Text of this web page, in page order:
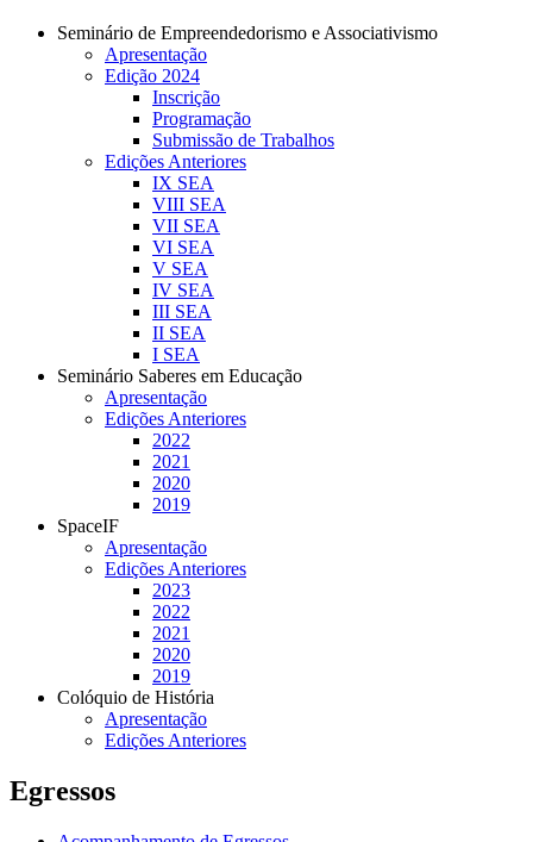
Seminário de Empreendedorismo e Associativismo
Apresentação
Edição 2024
Inscrição
Programação
Submissão de Trabalhos
Edições Anteriores
IX SEA
VIII SEA
VII SEA
VI SEA
V SEA
IV SEA
III SEA
II SEA
I SEA
Seminário Saberes em Educação
Apresentação
Edições Anteriores
2022
2021
2020
2019
SpaceIF
Apresentação
Edições Anteriores
2023
2022
2021
2020
2019
Colóquio de História
Apresentação
Edições Anteriores
Egressos